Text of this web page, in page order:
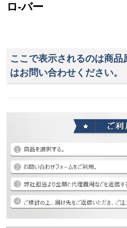
ロ-バー
ここで表示されるのは商
はお問い合わせください。